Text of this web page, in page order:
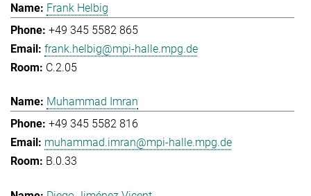
Frank Helbig
+49 345 5582 865
frank.helbig@mpi-halle.mpg.de
C.2.05
Muhammad Imran
+49 345 5582 816
muhammad.imran@mpi-halle.mpg.de
B.0.33